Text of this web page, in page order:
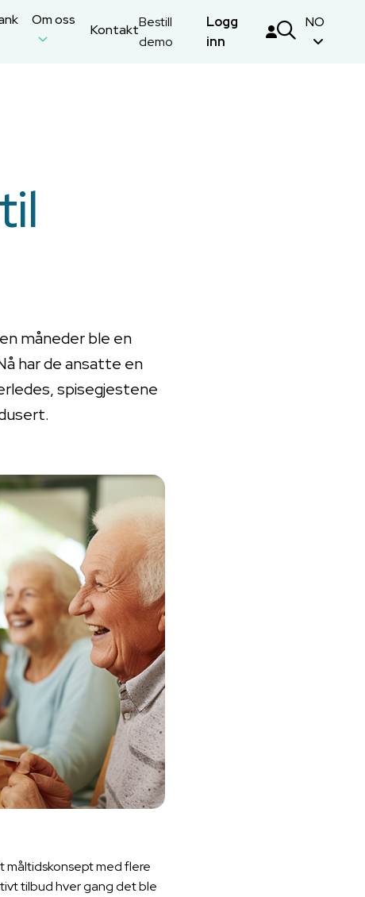
Om oss
KontaktBestill
demo
Logg
inn
NO
måneder ble en
har de ansatte en
spisegjestene
måltidskonsept med flere
tilbud hver gang det ble